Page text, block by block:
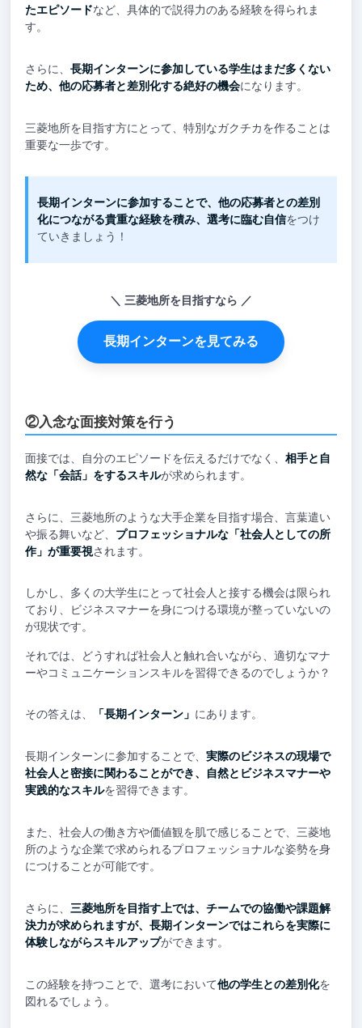
たエピソードなど、具体的で説得力のある経験を得られま
す。
さらに、 長期インターンに参加している学生はまだ多くない
ため、他の応募者と差別化する絶好の機会になります。
三菱地所を目指す方にとって、特別なガクチカを作ることは
重要な一歩です。
長期インターンに参加することで、他の応募者との差別
化につながる貴重な経験を積み、選考に臨む自信をつけ
ていきましょう！
三菱地所を目指すなら
長期インターンを見てみる
②入念な面接対策を行う
面接では、自分のエピソードを伝えるだけでなく、 相手と自
然な「会話」をするスキルが求められます。
さらに、三菱地所のような大手企業を目指す場合、言葉遣い
や振る舞いなど、 プロフェッショナルな「社会人としての所
作」が重要視されます。
しかし、多くの大学生にとって社会人と接する機会は限られ
ており、ビジネスマナーを身につける環境が整っていないの
が現状です。
それでは、どうすれば社会人と触れ合いながら、適切なマナ
ーやコミュニケーションスキルを習得できるのでしょうか？
その答えは、 「長期インターン」 にあります。
長期インターンに参加することで、 実際のビジネスの現場で
社会人と密接に関わることができ、自然とビジネスマナーや
実践的なスキルを習得できます。
また、社会人の働き方や価値観を肌で感じることで、三菱地
所のような企業で求められるプロフェッショナルな姿勢を身
につけることが可能です。
さらに、 三菱地所を目指す上では、チームでの協働や課題解
決力が求められますが、長期インターンではこれらを実際に
体験しながらスキルアップができます。
この経験を持つことで、選考において他の学生との差別化を
図れるでしょう。